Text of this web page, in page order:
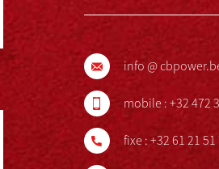
info @
mobile : +32 472
fixe : +32 61 21 51